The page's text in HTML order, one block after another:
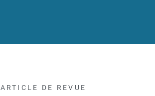
ARTICLE DE REVUE